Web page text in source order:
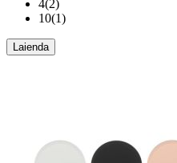
4(2)
10(1)
Laienda